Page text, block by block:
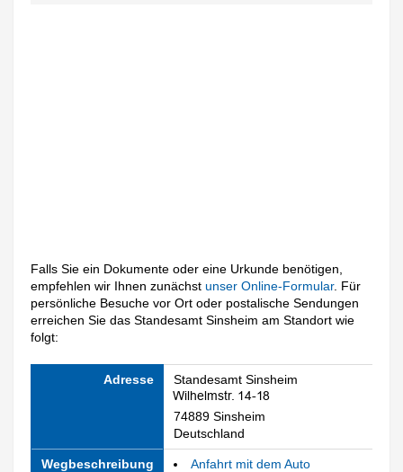
Falls Sie ein Dokumente oder eine Urkunde benötigen,
empfehlen wir Ihnen zunächstunser Online-Formular. Für
persönliche Besuche vor Ort oder postalische Sendungen
erreichen Sie das Standesamt Sinsheim am Standort wie
folgt:
Adresse Standesamt Sinsheim
74889 Sinsheim
Deutschland
Wegbeschreibung
Anfahrt mit dem Auto